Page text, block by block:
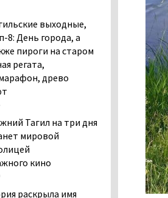
девочки
кровососущих
искусали их
больнице
уральского
по
дронов
в автомобиле
назвали
массового мора
выходные,
8: День города, а
пироги на старом
регата,
древо
Тагил на три дня
мировой
кино
раскрыла имя